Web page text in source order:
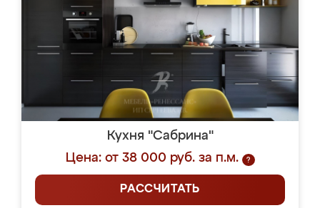
Кухня "Сабрина"
Цена: от 38 000 руб. за п.м.
?
РАССЧИТАТЬ